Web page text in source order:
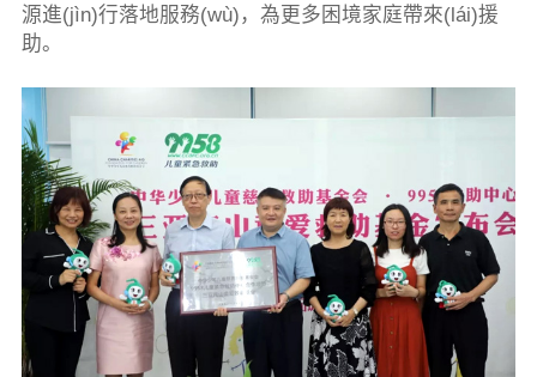
源進(jìn)行落地服務(wù)，為更多困境家庭帶來(lái)援
助。